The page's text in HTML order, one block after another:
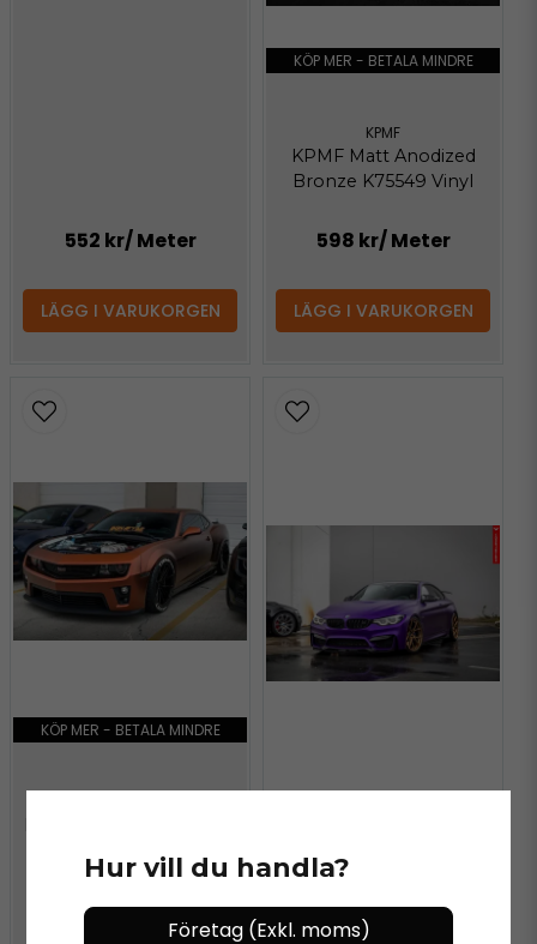
552 kr/ Meter
LÄGG I VARUKORGEN
KÖP MER - BETALA MINDRE
KPMF
KPMF Matt Anodized
Bronze K75549 Vinyl
598 kr/ Meter
LÄGG I VARUKORGEN
KÖP MER - BETALA MINDRE
KPMF Matt Iced
Amethyst Titanium
Hur vill du handla?
Företag (Exkl. moms)